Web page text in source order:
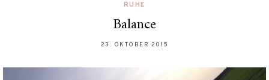
RUHE
Balance
23. OKTOBER 2015